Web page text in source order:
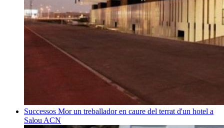
Successos Mor un treballador en caure del terrat d'un hotel a
Salou ACN